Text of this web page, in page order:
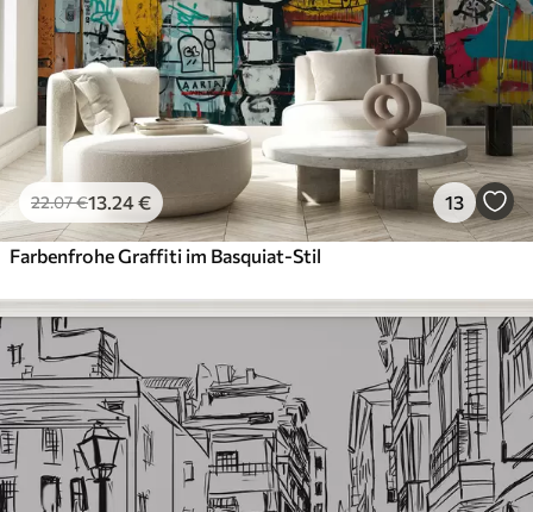
22.07€13 .24€ 13
Farbenfrohe Graffiti im Basquiat-Stil